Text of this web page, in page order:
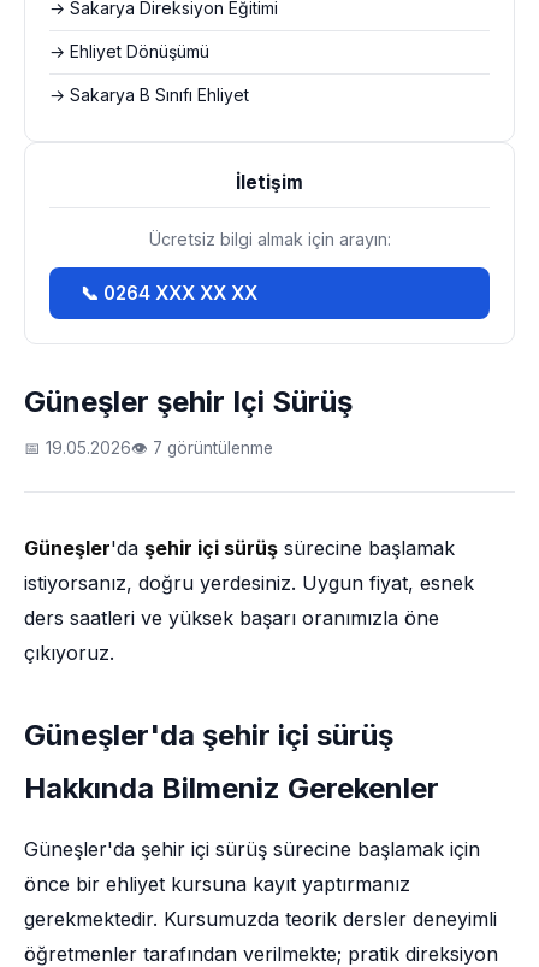
Güneşler şehir Içi Sürüş
📅 19.05.2026👁 7 görüntülenme
Güneşler'da şehir içi sürüş sürecine başlamak
istiyorsanız, doğru yerdesiniz. Uygun fiyat, esnek
ders saatleri ve yüksek başarı oranımızla öne
çıkıyoruz.
Güneşler'da şehir içi sürüş
Hakkında Bilmeniz Gerekenler
Güneşler'da şehir içi sürüş sürecine başlamak için
önce bir ehliyet kursuna kayıt yaptırmanız
gerekmektedir. Kursumuzda teorik dersler deneyimli
öğretmenler tarafından verilmekte; pratik direksiyon
→ Sakarya Direksiyon Eğitimi
→ Ehliyet Dönüşümü
→ Sakarya B Sınıfı Ehliyet
İletişim
Ücretsiz bilgi almak için arayın:
📞 0264 XXX XX XX